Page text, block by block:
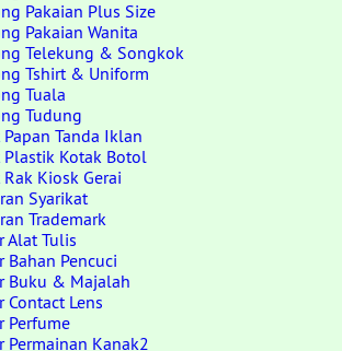
Pakaian Plus Size
Pakaian Wanita
Telekung & Songkok
Tshirt & Uniform
Tuala
Tudung
Tanda Iklan
Plastik Kotak Botol
Kiosk Gerai
Syarikat
Trademark
Alat Tulis
Bahan Pencuci
Buku & Majalah
Contact Lens
Perfume
Permainan Kanak2